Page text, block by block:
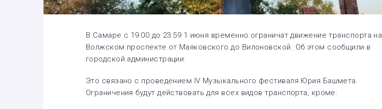
В Самаре с 19:00 до 23:59 1 июня временно ограничат движение транспорта на
Волжском проспекте от Маяковского до Вилоновской. Об этом сообщили в
городской администрации.
Это связано с проведением IV Музыкального фестиваля Юрия Башмета.
Ограничения будут действовать для всех видов транспорта, кроме: